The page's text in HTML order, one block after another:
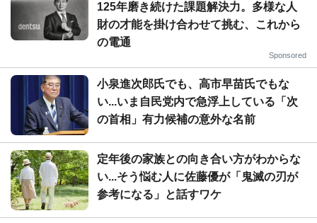
125年磨き続けた課題解決力。多様な人
財の才能を掛け合わせて挑む、これから
の電通
Sponsored
小泉進次郎氏でも、高市早苗氏でもな
い...いま自民党内で急浮上している「次
の首相」有力候補の意外な名前
定年後の家族との向き合い方がわからな
い...そう悩む人に佐藤優が「鬼滅の刃が
参考になる」と話すワケ